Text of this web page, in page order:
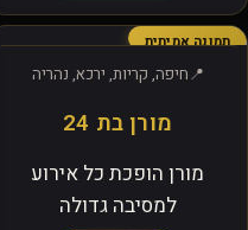
תמונה אמיתית
חיפה, קריות, ירכא, נהריה
מורן בת 24
מורן הופכת כל אירוע
למסיבה גדולה